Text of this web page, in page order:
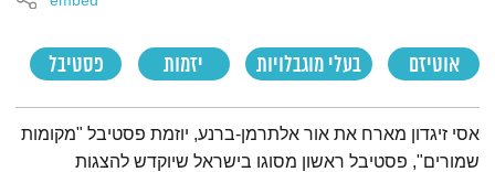
אוטיזם בעלי מוגבלויות יזמות פסטיבל
תמצית הפודקאסט
אסי זיגדון מארח את אור אלתרמן-ברנע, יוזמת פסטיבל "מקומות
שמורים", פסטיבל ראשון מסוגו בישראל שיוקדש להצגות